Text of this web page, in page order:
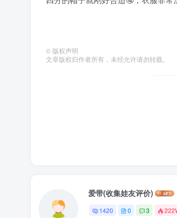
© 版权声明
文章版权归作者所有，未经允许请勿转载。
爱带(收集娃友评价)
1420 0 3